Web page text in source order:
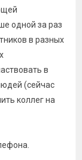
одной за раз
в разных
в
(сейчас
коллег на